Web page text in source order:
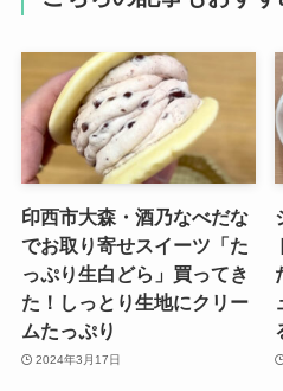
印西市大森・酒乃なべだな
でお取り寄せスイーツ「た
っぷり生白どら」買ってき
た！しっとり生地にクリー
ムたっぷり
2024年3月17日